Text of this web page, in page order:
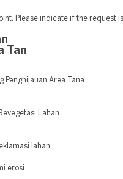
Please indicate if the
Tan
Area Tana
Lahan
lahan.
erosi.